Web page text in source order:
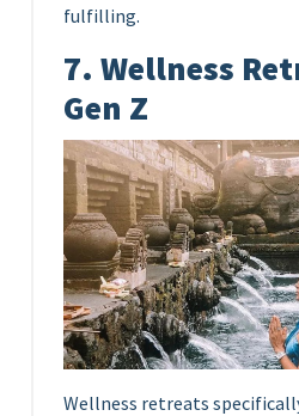
fulfilling.
7. Wellness
Gen Z
Wellness retreats